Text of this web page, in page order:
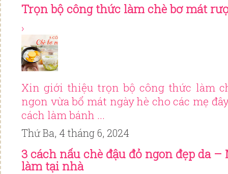
Trọn bộ công thức làm chè bơ mát
›
Xin giới thiệu trọn bộ công thức làm
ngon vừa bổ mát ngày hè cho các mẹ
cách làm bánh ...
Thứ Ba, 4 tháng 6, 2024
3 cách nấu chè đậu đỏ ngon đẹp da
làm tại nhà